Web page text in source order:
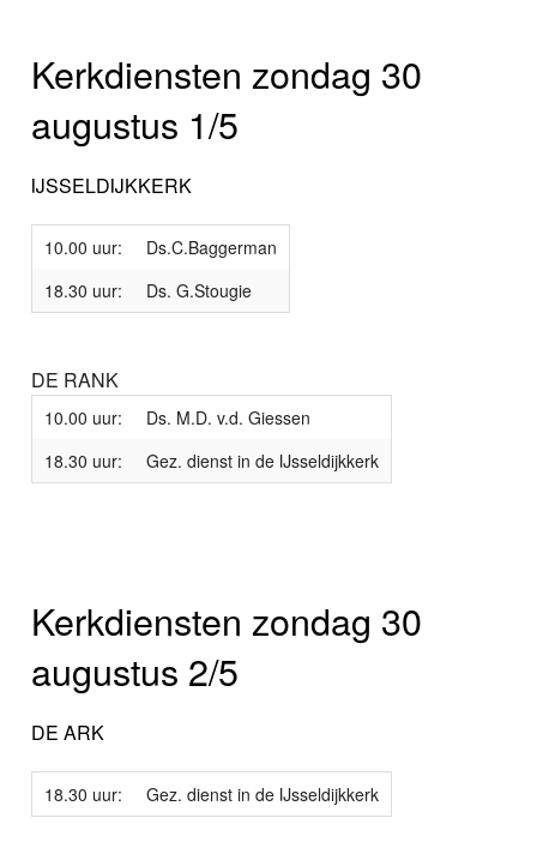
Kerkdiensten zondag 30
augustus 1/5
IJSSELDIJKKERK
10.00 uur:
Ds.C.Baggerman
18.30 uur:
Ds. G.Stougie
DE RANK
10.00 uur:
Ds. M.D. v.d. Giessen
18.30 uur:
Gez. dienst in de IJsseldijkkerk
Kerkdiensten zondag 30
augustus 2/5
DE ARK
18.30 uur: Gez. dienst in de IJsseldijkkerk